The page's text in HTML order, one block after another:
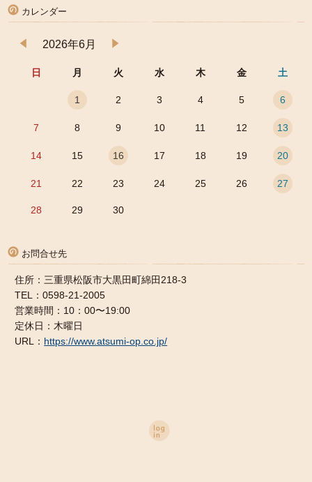
カレンダー
2026年6月
日 月 火 水 木 金 土
1 2 3 4 5 6
7 8 9 10 11 12 13
14 15 16 17 18 19 20
21 22 23 24 25 26 27
28 29 30
お問合せ先
住所：三重県松阪市大黒田町綿田218-3
TEL：0598-21-2005
営業時間：10：00〜19:00
定休日：木曜日
URL： https://www.atsumi-op.co.jp/